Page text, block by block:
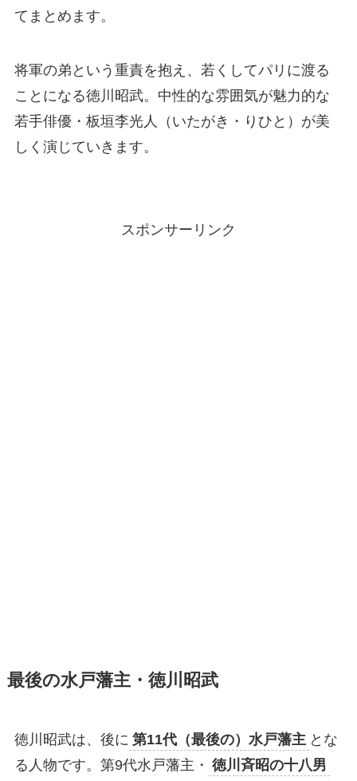
てまとめます。
将軍の弟という重責を抱え、若くしてパリに渡る
ことになる徳川昭武。中性的な雰囲気が魅力的な
若手俳優・板垣李光人（いたがき・りひと）が美
しく演じていきます。
スポンサーリンク
最後の水戸藩主・徳川昭武
徳川昭武は、後に 第11代（最後の）水戸藩主 とな
る人物です。第9代水戸藩主・ 徳川斉昭の十八男